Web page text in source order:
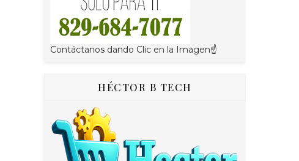
Contáctanos dando Clic en la Imagen☝
HÉCTOR B TECH